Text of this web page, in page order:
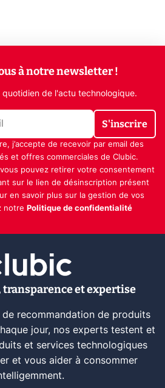
à notre newsletter !
quotidien de l'actu technologique.
S'inscrire
j’accepte de recevoir par email des
et offres commerciales de Clubic.
vous pouvez retirer votre consentement
sur le lien de désinscription présent
en savoir plus sur la gestion de vos
notre Politique de confidentialité
et expertise
recommandation de produits
jour, nos experts testent et
et services technologiques
et vous aider à consommer